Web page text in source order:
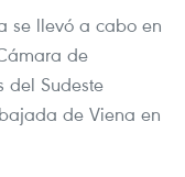
se llevó a cabo en
de
del Sudeste
de Viena en